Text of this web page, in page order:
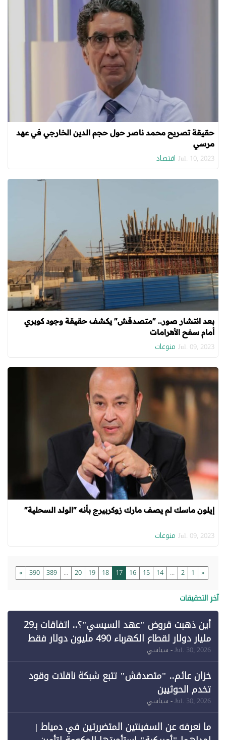
حقيقة تصريح محمد ناصر حول حجم الدين الخارجي في عهد
مرسي
Jul. 10, 2023 اقتصاد
بعد انتشار صور.. "متصدقش" يكشف حقيقة وجود كوبري
أمام سفح الأهرامات
Jul. 09, 2023 منوعات
إيلون ماسك لم يصف مارك زوكربيرج بأنه "الولد السحلية"
Jul. 09, 2023 منوعات
«
1
2
...
14
15
16
17
18
19
20
...
389
390
»
آخر التحقيقات
أين ذهبت قروض "عهد السيسي"؟.. اتفاقات بـ29
مليار دولار لقطاع الكهرباء 490 مليون دولار فقط
لـ"الطاقة المتجددة" (1)
Jul. 30, 2026- سياسي
خزان عائم.. "متصدقش" تتبع شبكة ناقلات وقود
تخدم الحوثيين
Jul. 30, 2026- سياسي
ما نعرفه عن السفينتين المتضررتين في دمياط |